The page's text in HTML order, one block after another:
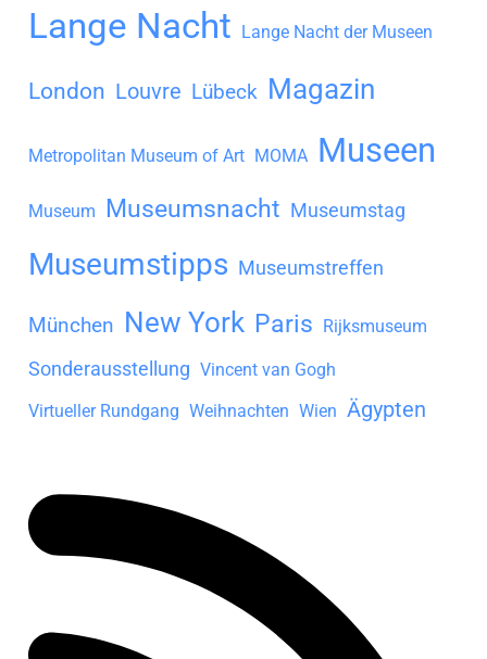
Lange Nacht Lange Nacht der Museen
London Louvre Lübeck Magazin
Metropolitan Museum of Art MOMA Museen
Museum Museumsnacht Museumstag
Museumstipps Museumstreffen
München New York Paris Rijksmuseum
Sonderausstellung Vincent van Gogh
Virtueller Rundgang Weihnachten Wien Ägypten